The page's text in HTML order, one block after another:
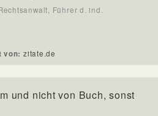
Führer d. ind.
von: zitate.de
und nicht von Buch, sonst